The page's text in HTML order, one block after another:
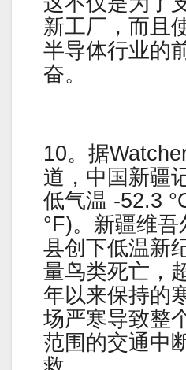
新工厂，而且
半导体行业的
奋。
10。据
道，中国新疆
低气温 -52.3
°F)。新疆维
县创下低温新
量鸟类死亡，
年以来保持的
场严寒导致整
范围的交通中